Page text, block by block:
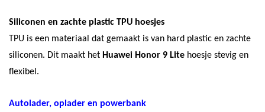
Siliconen en zachte plastic TPU hoesjes
TPU is een materiaal dat gemaakt is van hard plastic en zachte
siliconen. Dit maakt het Huawei Honor 9 Lite hoesje stevig en
flexibel.
Autolader, oplader en powerbank